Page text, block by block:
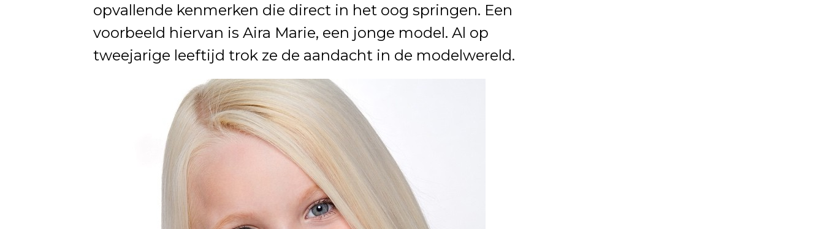
opvallende kenmerken die direct in het oog springen. Een
voorbeeld hiervan is Aira Marie, een jonge model. Al op
tweejarige leeftijd trok ze de aandacht in de modelwereld.